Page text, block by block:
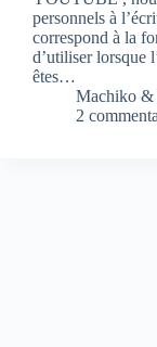
personnels à
correspond à la
d’utiliser lorsque
êtes…
Machiko &
2